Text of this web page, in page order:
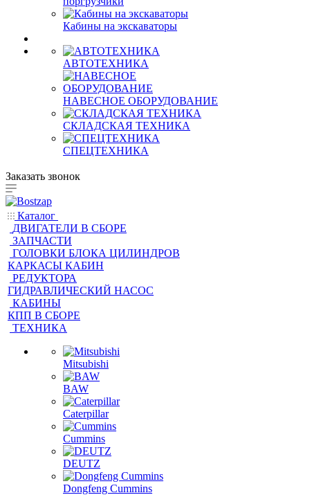
Кабины на экскаваторы
АВТОТЕХНИКА
НАВЕСНОЕ ОБОРУДОВАНИЕ
СКЛАДСКАЯ ТЕХНИКА
СПЕЦТЕХНИКА
Заказать звонок
Каталог
ДВИГАТЕЛИ В СБОРЕ
ЗАПЧАСТИ
ГОЛОВКИ БЛОКА ЦИЛИНДРОВ
КАРКАСЫ КАБИН
РЕДУКТОРА
ГИДРАВЛИЧЕСКИЙ НАСОС
КАБИНЫ
КПП В СБОРЕ
ТЕХНИКА
Mitsubishi
BAW
Caterpillar
Cummins
DEUTZ
Dongfeng Cummins